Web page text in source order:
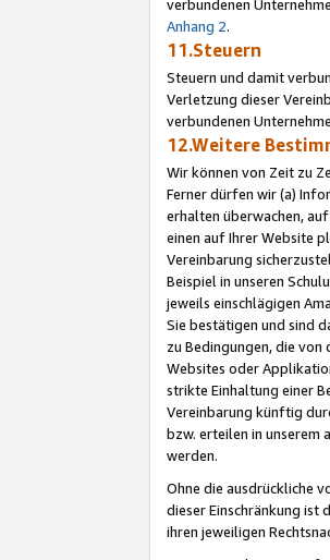
verbundenen
Anhang 2.
11.Steuern
Steuern und damit
Verletzung dieser
verbundenen
12.Weitere
Wir können von Zeit zu
Ferner dürfen wir (a)
erhalten überwachen,
einen auf Ihrer Website
Vereinbarung
Beispiel in unseren
jeweils einschlägigen
Sie bestätigen und sind
zu Bedingungen, die
Websites oder
strikte Einhaltung einer
Vereinbarung künftig
bzw. erteilen in unserem
werden.
Ohne die ausdrückliche
dieser Einschränkung ist
ihren jeweiligen